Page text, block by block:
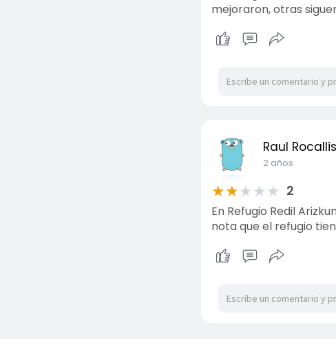
mejoraron, otras
Raul
2 años
★★★★★ 2
En Refugio Redil
nota que el refugio